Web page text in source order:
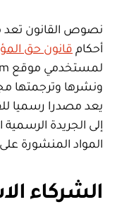
نصوص القانون
أحكام قانون حق
يعد مصدرا رسميا
إلى الجريدة
المواد المنشورة
الشركاء